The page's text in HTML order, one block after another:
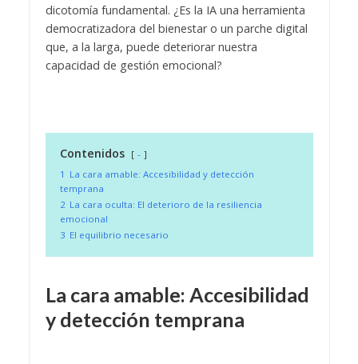
dicotomía fundamental. ¿Es la IA una herramienta
democratizadora del bienestar o un parche digital
que, a la larga, puede deteriorar nuestra
capacidad de gestión emocional?
Contenidos
-
1 La cara amable: Accesibilidad y detección
temprana
2 La cara oculta: El deterioro de la resiliencia
emocional
3 El equilibrio necesario
La cara amable: Accesibilidad
y detección temprana